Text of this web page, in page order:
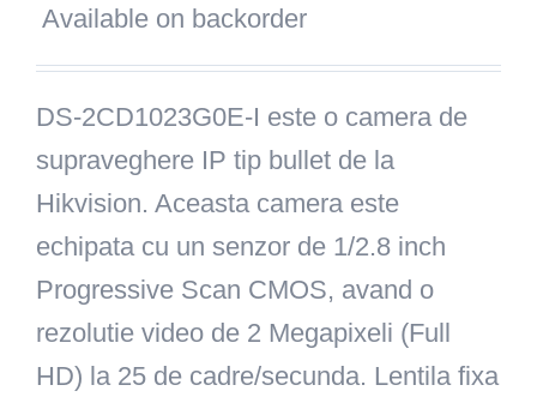
was:
374,00 lei.
352,00 lei.
Available on backorder
DS-2CD1023G0E-I este o camera de
supraveghere IP tip bullet de la
Hikvision. Aceasta camera este
echipata cu un senzor de 1/2.8 inch
Progressive Scan CMOS, avand o
rezolutie video de 2 Megapixeli (Full
HD) la 25 de cadre/secunda. Lentila fixa